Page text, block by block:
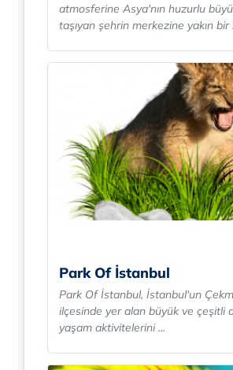
atmosferine Asya'nın huzurlu
taşıyan şehrin merkezine yakın bir
Park Of İstanbul
Park Of İstanbul, İstanbul'un
ilçesinde yer alan büyük ve çeşitli
yaşam aktivitelerini ...